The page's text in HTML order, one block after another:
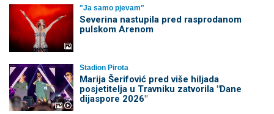
"Ja samo pjevam"
Severina nastupila pred rasprodanom
pulskom Arenom
Stadion Pirota
Marija Šerifović pred više hiljada
posjetitelja u Travniku zatvorila "Dane
dijaspore 2026"